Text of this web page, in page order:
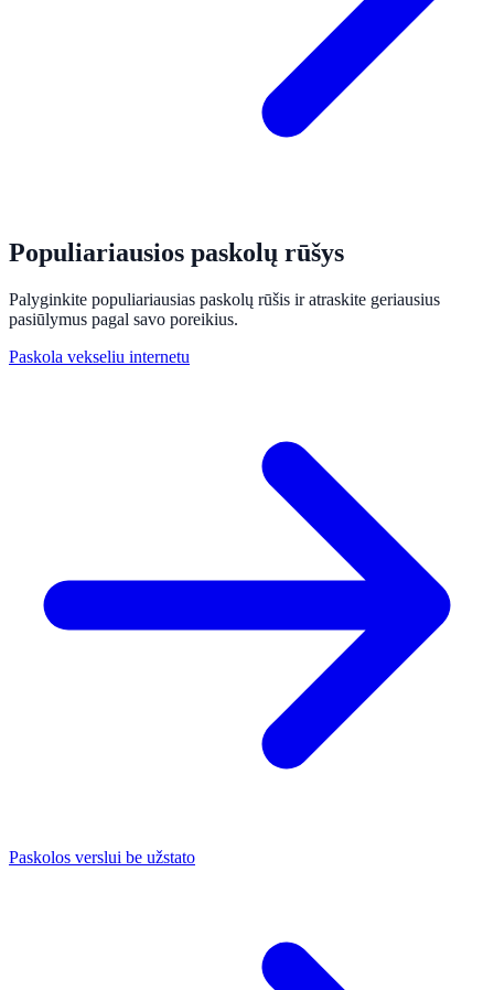
Populiariausios paskolų rūšys
Palyginkite populiariausias paskolų rūšis ir atraskite geriausius
pasiūlymus pagal savo poreikius.
Paskola vekseliu internetu
Paskolos verslui be užstato